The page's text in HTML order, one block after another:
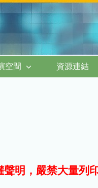
空間 資源連結
明，嚴禁大量列